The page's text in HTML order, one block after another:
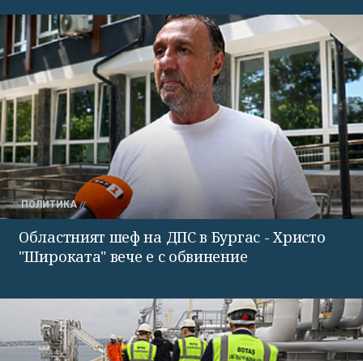
ПОЛИТИКА
Областният шеф на ДПС в Бургас - Христо
"Широката" вече е с обвинение